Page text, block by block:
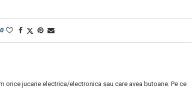
0
orice jucarie electrica/electronica sau care avea butoane. Pe ce